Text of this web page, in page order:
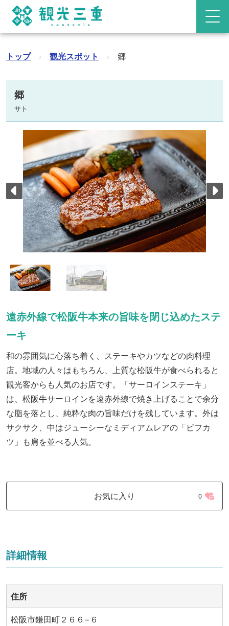
トップ › 観光スポット › 郷
郷
サト
遠赤外線で松阪牛本来の旨味を閉じ込めたステ
ーキ
和の雰囲気に心落ち着く、ステーキやカツなどの肉料理
店。地域の人々はもちろん、上質な松阪牛が食べられると
観光客からも人気のお店です。「サーロインステーキ」
は、松阪牛サーロインを遠赤外線で焼き上げることで余分
な脂を落とし、純粋な肉の旨味だけを残しています。外は
サクサク、中はジューシーなミディアムレアの「ビフカ
ツ」も肩を並べる人気。
お気に入り 0
詳細情報
住所
松阪市鎌田町２６６−６